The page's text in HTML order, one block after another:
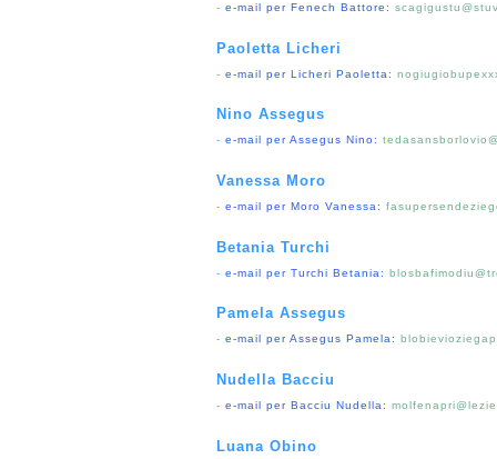
- e-mail per Fenech Battore:
Paoletta Licheri
- e-mail per Licheri Paoletta:
Nino Assegus
- e-mail per Assegus Nino:
Vanessa Moro
- e-mail per Moro Vanessa:
Betania Turchi
- e-mail per Turchi Betania:
Pamela Assegus
- e-mail per Assegus Pamela:
Nudella Bacciu
- e-mail per Bacciu Nudella:
Luana Obino